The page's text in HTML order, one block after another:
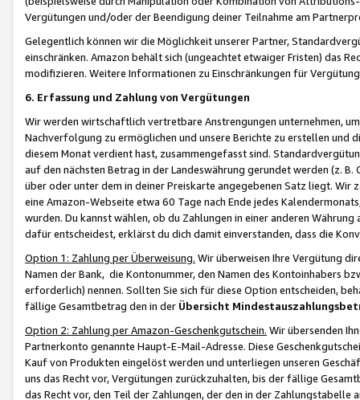
Vergütungen und/oder der Beendigung deiner Teilnahme am
Gelegentlich können wir die Möglichkeit unserer Partner,
einschränken. Amazon behält sich (ungeachtet etwaiger Fristen) das
modifizieren. Weitere Informationen zu Einschränkungen für
6. Erfassung und Zahlung von Vergütungen
Wir werden wirtschaftlich vertretbare Anstrengungen unternehmen,
Nachverfolgung zu ermöglichen und unsere Berichte zu erstellen und
diesem Monat verdient hast, zusammengefasst sind.
auf den nächsten Betrag in der Landeswährung gerundet werden (z.
über oder unter dem in deiner Preiskarte angegebenen Satz liegt.
eine Amazon-Webseite etwa 60 Tage nach Ende jedes
wurden. Du kannst wählen, ob du Zahlungen in einer anderen
dafür entscheidest, erklärst du dich damit einverstanden, dass die
Option 1: Zahlung per Überweisung. Wir überweisen Ihre Vergütung
Namen der Bank, die Kontonummer, den Namen des Kontoinhabers
erforderlich) nennen. Sollten Sie sich für diese Option entscheiden,
fällige Gesamtbetrag den in der Übersicht
Option 2: Zahlung per Amazon-Geschenkgutschein. Wir übersenden
Partnerkonto genannte Haupt-E-Mail-Adresse. Diese
Kauf von Produkten eingelöst werden und unterliegen unseren
uns das Recht vor, Vergütungen zurückzuhalten, bis der fällige
das Recht vor, den Teil der Zahlungen, der den in der